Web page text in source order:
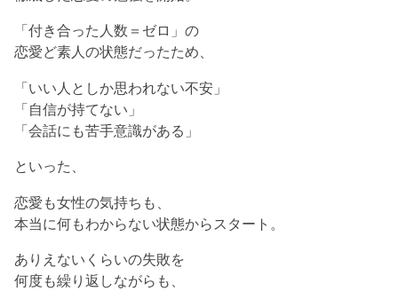
「付き合った人数＝ゼロ」の
恋愛ど素人の状態だったため、
「いい人としか思われない不安」
「自信が持てない」
「会話にも苦手意識がある」
といった、
恋愛も女性の気持ちも、
本当に何もわからない状態からスタート。
ありえないくらいの失敗を
何度も繰り返しながらも、